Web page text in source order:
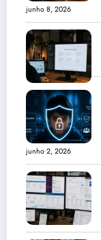
junho 8, 2026
junho 2, 2026